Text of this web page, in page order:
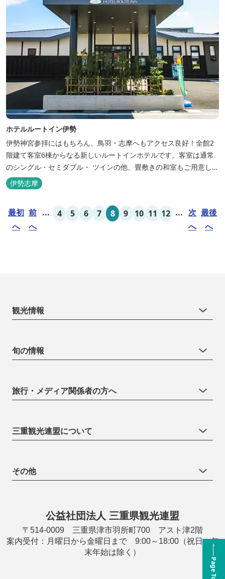
ホテルルートイン伊勢
伊勢神宮参拝にはもちろん、鳥羽・志摩へもアクセス良好！全館2
階建て客室6棟からなる新しいルートインホテルです。客室は通常
のシングル・セミダブル・ ツインの他、畳敷きの和室もご用意して
おります。 （和室はベッドが設置されています）靴を脱いでお部屋
でおくつろぎください。 また、朝食バイキング無料サービス（営業
Fi・LAN接...
伊勢志摩
最初
へ
前
へ
... 4 5 6 7 8 9 10 11 12 ... 次
へ
最後
へ
Page Top
観光情報
旬の情報
旅行・メディア関係者の方へ
三重観光連盟について
その他
公益社団法人 三重県観光連盟
〒514-0009 三重県津市羽所町700 アスト津2階
案内受付：月曜日から金曜日まで 9:00～18:00（祝日・年
末年始は除く）